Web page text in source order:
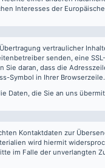
Interesses der
vertraulicher
senden, eine
Sie daran, dass die
Symbol in Ihrer Browserzeile.
Daten, die Sie an uns
Kontaktdaten zur
wird hiermit
im Falle der unverlangten